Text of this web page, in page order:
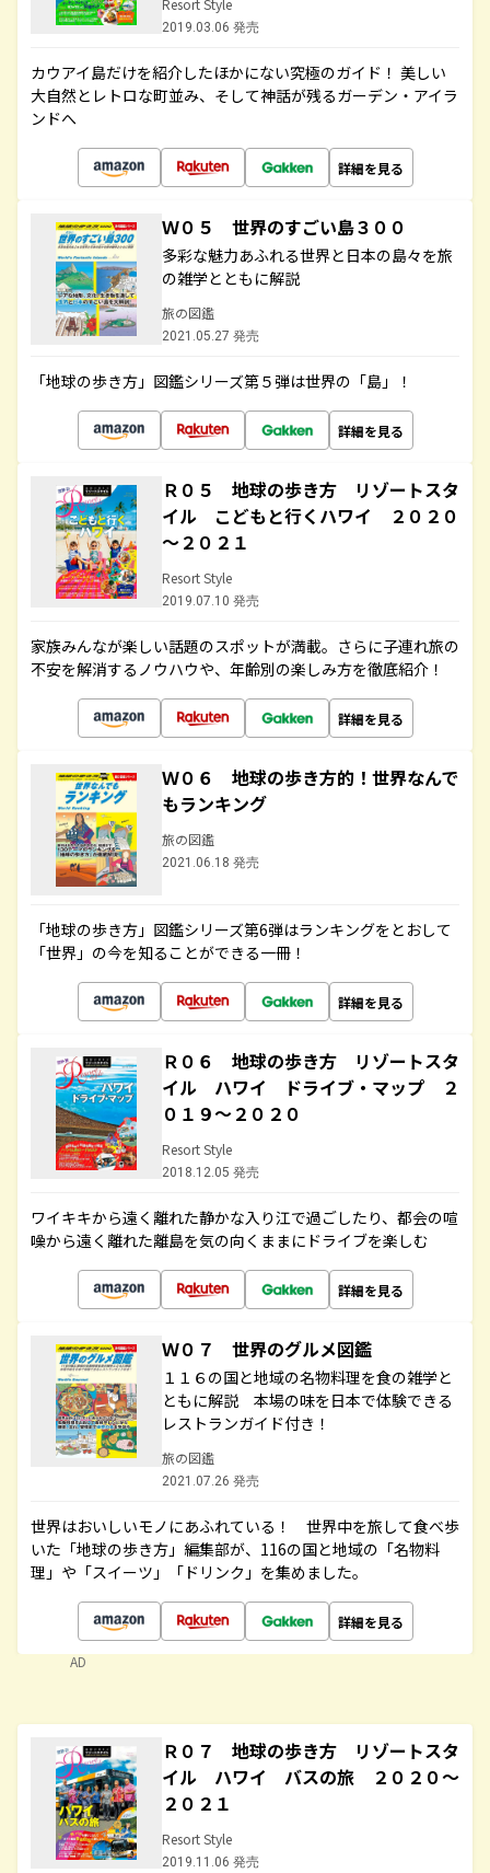
Resort Style
2019.03.06 発売
カウアイ島だけを紹介したほかにない究極のガイド！ 美しい
大自然とレトロな町並み、そして神話が残るガーデン・アイラ
ンドへ
詳細を見る
Ｗ０５ 世界のすごい島３００
多彩な魅力あふれる世界と日本の島々を旅
の雑学とともに解説
旅の図鑑
2021.05.27 発売
「地球の歩き方」図鑑シリーズ第５弾は世界の「島」！
詳細を見る
Ｒ０５ 地球の歩き方 リゾートスタ
イル こどもと行くハワイ ２０２０
～２０２１
Resort Style
2019.07.10 発売
家族みんなが楽しい話題のスポットが満載。さらに子連れ旅の
不安を解消するノウハウや、年齢別の楽しみ方を徹底紹介！
詳細を見る
Ｗ０６ 地球の歩き方的！世界なんで
もランキング
旅の図鑑
2021.06.18 発売
「地球の歩き方」図鑑シリーズ第6弾はランキングをとおして
「世界」の今を知ることができる一冊！
詳細を見る
Ｒ０６ 地球の歩き方 リゾートスタ
イル ハワイ ドライブ・マップ ２
０１９～２０２０
Resort Style
2018.12.05 発売
ワイキキから遠く離れた静かな入り江で過ごしたり、都会の喧
噪から遠く離れた離島を気の向くままにドライブを楽しむ
詳細を見る
Ｗ０７ 世界のグルメ図鑑
１１６の国と地域の名物料理を食の雑学と
ともに解説 本場の味を日本で体験できる
レストランガイド付き！
旅の図鑑
2021.07.26 発売
世界はおいしいモノにあふれている！ 世界中を旅して食べ歩
いた「地球の歩き方」編集部が、116の国と地域の「名物料
理」や「スイーツ」「ドリンク」を集めました。
詳細を見る
AD
Ｒ０７ 地球の歩き方 リゾートスタ
イル ハワイ バスの旅 ２０２０～
２０２１
Resort Style
2019.11.06 発売